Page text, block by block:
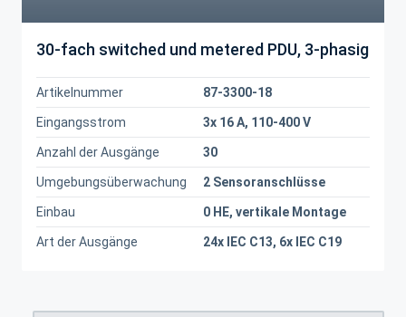
30-fach switched und metered PDU, 3-phasig
Artikelnummer 87-3300-18
Eingangsstrom 3x 16 A, 110-400 V
Anzahl der Ausgänge 30
Umgebungsüberwachung 2 Sensoranschlüsse
Einbau 0 HE, vertikale Montage
Art der Ausgänge 24x IEC C13, 6x IEC C19